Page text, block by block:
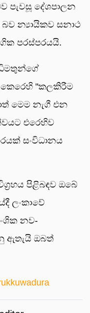
දේශපාලන
න්‍යායිකව සනාථ
පරස්පරයයි.
"කලකිරීම
මෙම නැගී එන
එරෙහිව
සංවිධානය
පිළිබඳව ඔබේ
ලංකාවේ
නව-
ඇතැයි ඔබත්